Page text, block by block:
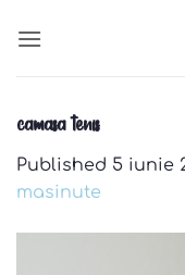
camasa tenis
Published 5 iunie
masinute